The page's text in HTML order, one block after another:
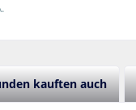
kauften auch